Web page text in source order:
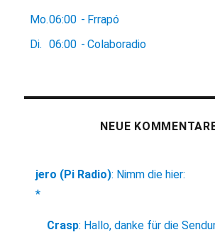
Mo.06:00 - Frrapó
Di.
06:00 - Colaboradio
NEUE
jero (Pi Radio): Nimm die hier:
*
Crasp: Hallo, danke für die